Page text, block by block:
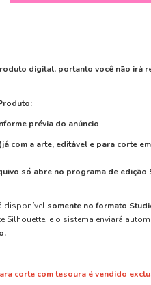
digital, portanto você não irá
prévia do anúncio
(já com a arte, editável e para corte
só abre no programa de edição
disponível somente no formato
Silhouette, e o sistema enviará
corte com tesoura é vendido